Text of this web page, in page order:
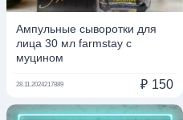
Ампульные сыворотки для
лица 30 мл farmstay с
муцином
28.11.2024217889 ₽ 150